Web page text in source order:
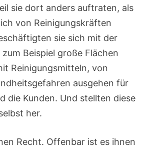
sie dort anders auftraten, als
von Reinigungskräften
sie sich mit der
Beispiel große Flächen
Reinigungsmitteln, von
ausgehen für
die Kunden. Und stellten diese
her.
Recht. Offenbar ist es ihnen